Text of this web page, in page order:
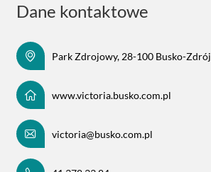
Dane kontaktowe
Park Zdrojowy, 28-100 Busko-Zdrój
www.victoria.busko.com.pl
victoria@busko.com.pl